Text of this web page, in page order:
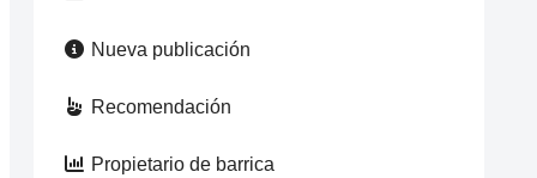
Nueva publicación
Recomendación
Propietario de barrica